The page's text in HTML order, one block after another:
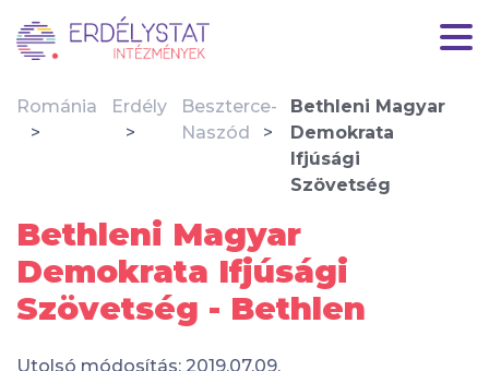
Románia Erdély
Beszterce-
Naszód
Bethleni Magyar
Demokrata
Ifjúsági
Szövetség
Bethleni Magyar
Demokrata Ifjúsági
Szövetség - Bethlen
Utolsó módosítás: 2019.07.09.